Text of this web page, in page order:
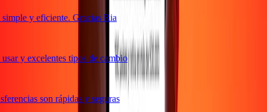
y eficiente. Gracias Ria
y excelentes tipos de cambio
son rápidas y seguras